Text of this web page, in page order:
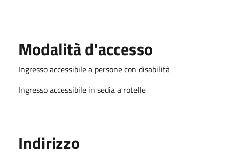
Modalità d'accesso
Ingresso accessibile a persone con disabilità
Ingresso accessibile in sedia a rotelle
Indirizzo